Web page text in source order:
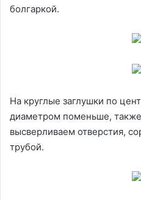
болгаркой.
На круглые заглушки по
диаметром поменьше,
высверливаем отверстия,
трубой.